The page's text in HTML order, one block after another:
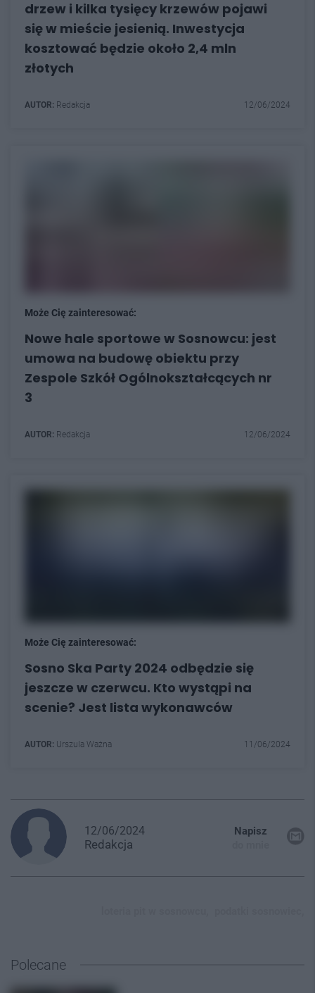
drzew i kilka tysięcy krzewów pojawi
się w mieście jesienią. Inwestycja
kosztować będzie około 2,4 mln
złotych
AUTOR: Redakcja 12/06/2024
Może Cię zainteresować:
Nowe hale sportowe w Sosnowcu: jest
umowa na budowę obiektu przy
Zespole Szkół Ogólnokształcących nr
3
AUTOR: Redakcja 12/06/2024
Może Cię zainteresować:
Sosno Ska Party 2024 odbędzie się
jeszcze w czerwcu. Kto wystąpi na
scenie? Jest lista wykonawców
AUTOR: Urszula Ważna 11/06/2024
12/06/2024
Redakcja
Napisz
Polecane